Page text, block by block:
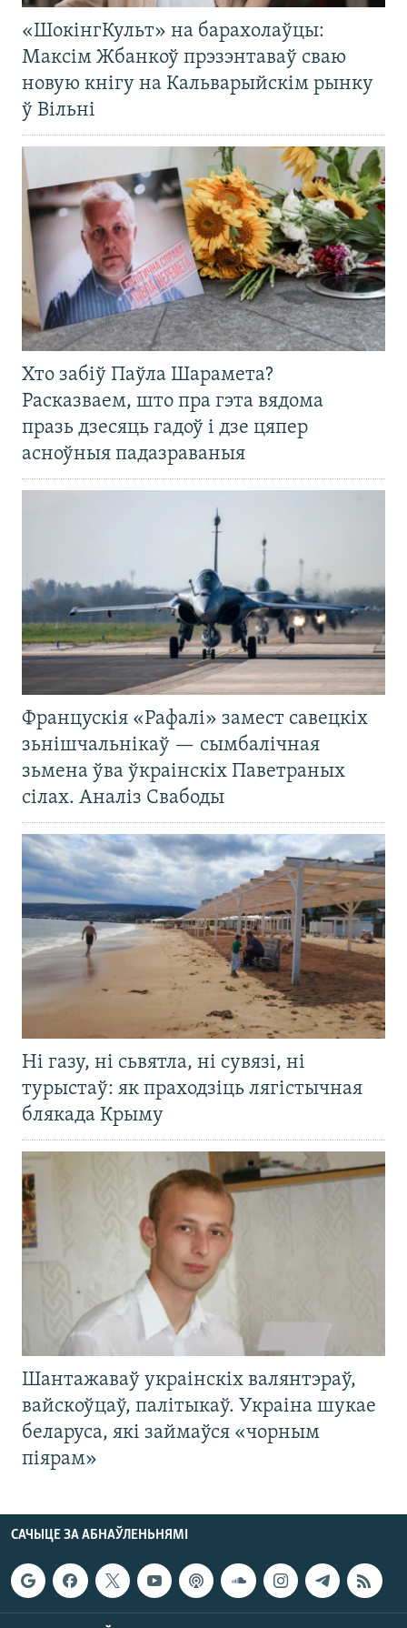
«ШокінгКульт» на барахолаўцы:
Максім Жбанкоў прэзэнтаваў сваю
новую кнігу на Кальварыйскім рынку
ў Вільні
Хто забіў Паўла Шарамета?
Расказваем, што пра гэта вядома
празь дзесяць гадоў і дзе цяпер
асноўныя падазраваныя
Францускія «Рафалі» замест савецкіх
зьнішчальнікаў — сымбалічная
зьмена ўва ўкраінскіх Паветраных
сілах. Аналіз Свабоды
Ні газу, ні сьвятла, ні сувязі, ні
турыстаў: як праходзіць лягістычная
блякада Крыму
Шантажаваў украінскіх валянтэраў,
вайскоўцаў, палітыкаў. Украіна шукае
беларуса, які займаўся «чорным
піярам»
САЧЫЦЕ ЗА АБНАЎЛЕНЬНЯМІ